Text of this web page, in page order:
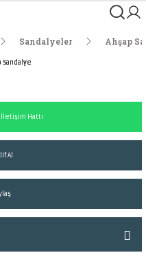
Sandalyeler Ahşap
İletişim Hattı
Al